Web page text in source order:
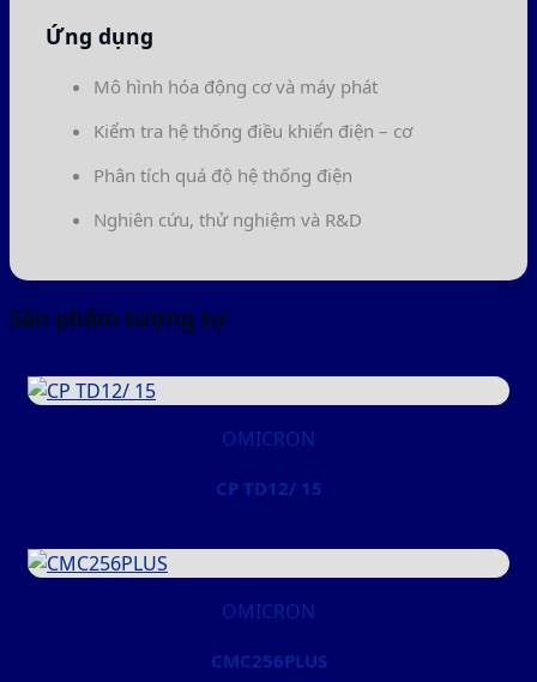
Ứng dụng
Mô hình hóa động cơ và máy phát
Kiểm tra hệ thống điều khiển điện – cơ
Phân tích quá độ hệ thống điện
Nghiên cứu, thử nghiệm và R&D
Sản phẩm tương tự
OMICRON
CP TD12/ 15
OMICRON
CMC256PLUS